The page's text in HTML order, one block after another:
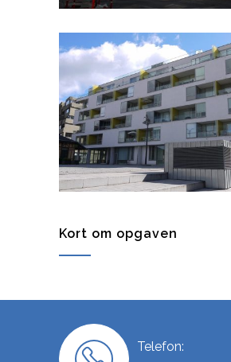
Kort om opgaven
Telefon: